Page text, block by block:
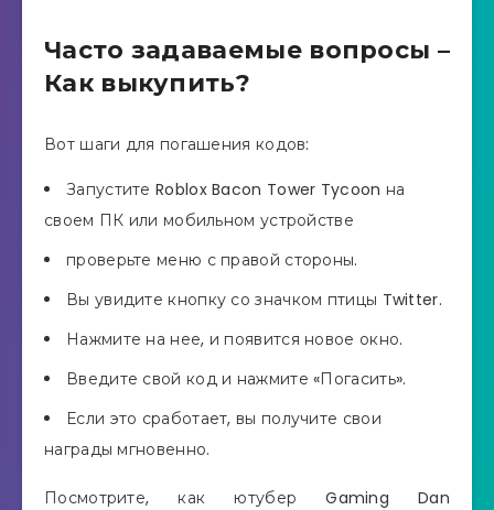
Часто задаваемые вопросы –
Как выкупить?
Вот шаги для погашения кодов:
Запустите Roblox Bacon Tower Tycoon на
своем ПК или мобильном устройстве
проверьте меню с правой стороны.
Вы увидите кнопку со значком птицы Twitter.
Нажмите на нее, и появится новое окно.
Введите свой код и нажмите «Погасить».
Если это сработает, вы получите свои
награды мгновенно.
Посмотрите, как ютубер Gaming Dan